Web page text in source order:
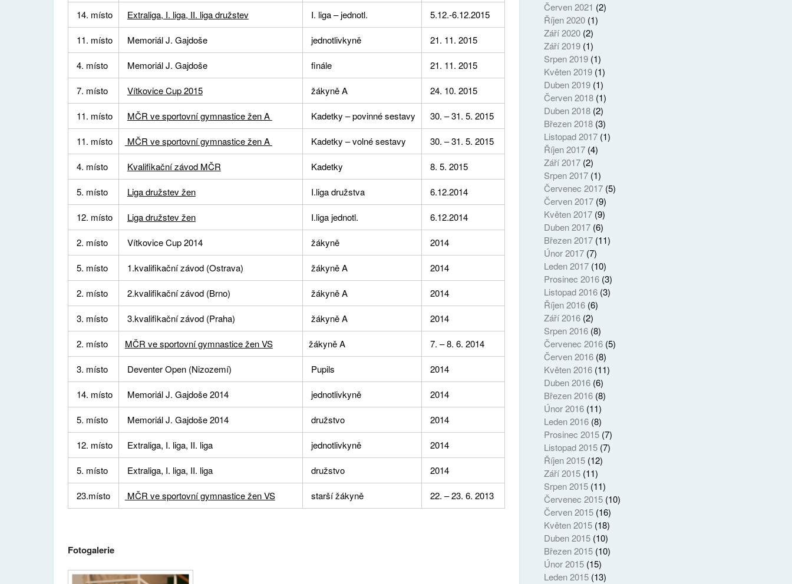
14. místo Extraliga, I. liga, II. liga družstev I. liga – jednotl. 5.12.-6.12.2015
11. místo Memoriál J. Gajdoše jednotlivkyně 21. 11. 2015
4. místo Memoriál J. Gajdoše finále 21. 11. 2015
7. místo Vítkovice Cup 2015 žákyně A 24. 10. 2015
11. místo MČR ve sportovní gymnastice žen A Kadetky – povinné sestavy 30. – 31. 5. 2015
11. místo MČR ve sportovní gymnastice žen A Kadetky – volné sestavy 30. – 31. 5. 2015
4. místo Kvalifikační závod MČR Kadetky 8. 5. 2015
5. místo Liga družstev žen I.liga družstva 6.12.2014
12. místo Liga družstev žen I.liga jednotl. 6.12.2014
2. místo Vítkovice Cup 2014 žákyně 2014
5. místo 1.kvalifikační závod (Ostrava) žákyně A 2014
2. místo 2.kvalifikační závod (Brno) žákyně A 2014
3. místo 3.kvalifikační závod (Praha) žákyně A 2014
2. místo MČR ve sportovní gymnastice žen VS žákyně A 7. – 8. 6. 2014
3. místo Deventer Open (Nizozemí) Pupils 2014
14. místo Memoriál J. Gajdoše 2014 jednotlivkyně 2014
5. místo Memoriál J. Gajdoše 2014 družstvo 2014
12. místo Extraliga, I. liga, II. liga jednotlivkyně 2014
5. místo Extraliga, I. liga, II. liga družstvo 2014
23.místo MČR ve sportovní gymnastice žen VS starší žákyně 22. – 23. 6. 2013
Fotogalerie
Červen 2021 (2)
Říjen 2020(1)
Září 2020(2)
Září 2019(1)
Srpen 2019(1)
Květen 2019(1)
Duben 2019(1)
Červen 2018(1)
Duben 2018(2)
Březen 2018(3)
Listopad 2017(1)
Říjen 2017(4)
Září 2017(2)
Srpen 2017(1)
Červenec 2017(5)
Červen 2017(9)
Květen 2017(9)
Duben 2017(6)
Březen 2017(11)
Únor 2017(7)
Leden 2017(10)
Prosinec 2016(3)
Listopad 2016(3)
Říjen 2016(6)
Září 2016(2)
Srpen 2016(8)
Červenec 2016(5)
Červen 2016(8)
Květen 2016(11)
Duben 2016(6)
Březen 2016(8)
Únor 2016(11)
Leden 2016(8)
Prosinec 2015(7)
Listopad 2015(7)
Říjen 2015(12)
Září 2015(11)
Srpen 2015(11)
Červenec 2015(10)
Červen 2015(16)
Květen 2015(18)
Duben 2015(10)
Březen 2015(10)
Únor 2015(15)
Leden 2015(13)